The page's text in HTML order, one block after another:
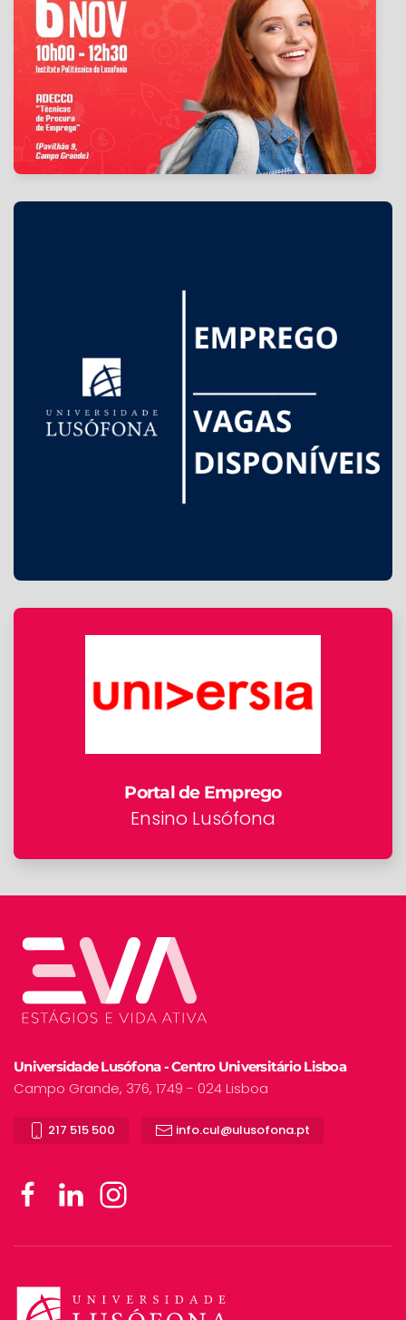
Portal de Emprego
Ensino Lusófona
Universidade Lusófona - Centro Universitário Lisboa
Campo Grande, 376, 1749 - 024 Lisboa
217 515 500 info.cul@ulusofona.pt